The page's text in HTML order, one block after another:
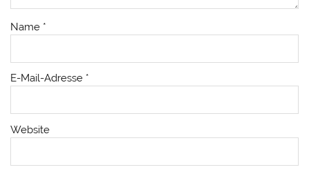
Name *
E-Mail-Adresse *
Website